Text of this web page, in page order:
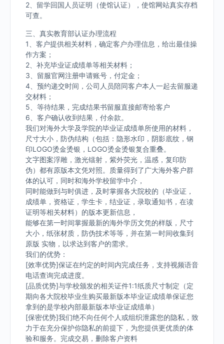
2、留学回国人员证明（使馆认证），使馆网站真实存档
可查。
三、真实教育部认证办理流程
1、客户提供相关材料，确定客户办理信息，给出最佳操
作方案；
2、补充毕业证成绩单等相关材料；
3、留服官网注册申请账号，付定金；
4、预约递交时间，公司人员陪同客户本人一起去留服递
交材料；
5、等待结果，完成结果书留服直接邮寄给客户
6、客户确认收到结果，付余款。
我们对海外大学及学院的毕业证成绩单所使用的材料，
尺寸大小，防伪结构（包括：隐形水印，阴影底纹，钢
印LOGO烫金烫银，LOGO烫金烫银复合重叠。
文字图案浮雕，激光镭射，紫外荧光，温感，复印防
伪）都有原版本文凭对照。质量得到了广大海外客户群
体的认可，同时和海外学校留学中介，
同时能做到与时俱进，及时掌握各大院校的（毕业证，
成绩单，资格证，学生卡，结业证，录取通知书，在读
证明等相关材料）的版本更新信息，
能够在第一时间掌握最新的海外学历文凭的样版，尺寸
大小，纸张材质，防伪技术等等，并在第一时间收集到
原版 实物，以求达到客户的需求。
我们的优势：
[效率优势]保证在约定的时间内完成任务，支持视频语音
电话查询完成进度。
[品质优势]与学校颁发的相关证件1:1纸质尺寸制定（定
期向各大院校毕业生购买最新版本毕业证成绩单保证您
拿到的是学校内部最新版本毕业证成绩单）
[保密优势]我们绝不向任何个人或组织泄露您的隐私，致
力于在充分保护你隐私的前提下，为您提供更优质的体
验和服务。完成交易，删除客户资料